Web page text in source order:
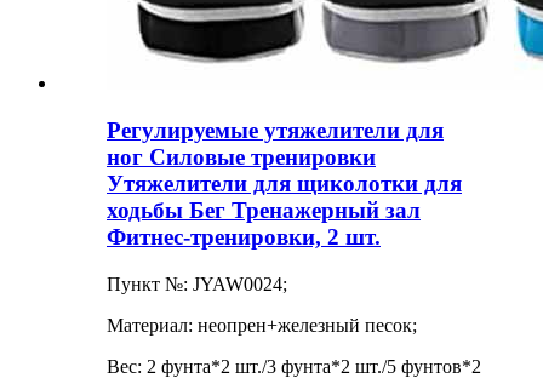
Регулируемые утяжелители для
ног Силовые тренировки
Утяжелители для щиколотки для
ходьбы Бег Тренажерный зал
Фитнес-тренировки, 2 шт.
Пункт №: JYAW0024;
Материал: неопрен+железный песок;
Вес: 2 фунта*2 шт./3 фунта*2 шт./5 фунтов*2